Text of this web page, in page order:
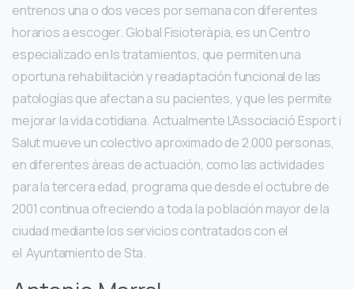
entrenos una o dos veces por semana con diferentes
horarios a escoger. Global Fisioteràpia, es un Centro
especializado en ls tratamientos, que permiten una
oportuna rehabilitación y readaptación funcional de las
patologías que afectan a su pacientes, y que les permite
mejorar la vida cotidiana. Actualmente L’Associació Esport i
Salut mueve un colectivo aproximado de 2.000 personas,
en diferentes áreas de actuación, como las actividades
para la tercera edad, programa que desde el octubre de
2001 continua ofreciendo a toda la población mayor de la
ciudad mediante los servicios contratados con el
el Ayuntamiento de Sta.